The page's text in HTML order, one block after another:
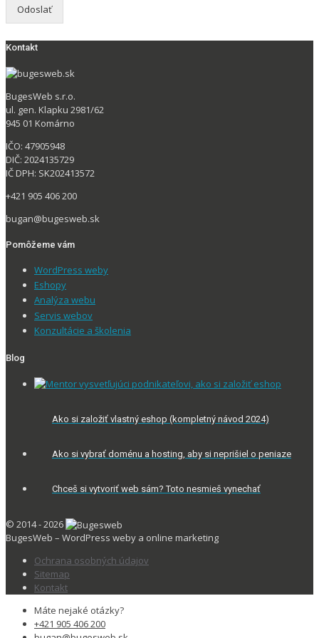
Odoslať
Kontakt
BugesWeb s.r.o.
ul. gen. Klapku 2981/62
945 01 Komárno
IČO: 47905948
DIČ: 2024135729
IČ DPH: SK202413572
+421 905 406 200
bugan@bugesweb.sk
Pomôžeme vám
WordPress weby
Eshopy
Analýza webu
Servis webov
Konzultácie a školenia
Blog
Ako si založiť vlastný eshop (kompletný návod 2024)
Ako si vybrať doménu a hosting, aby si neprišiel o peniaze
Chceš si vytvoriť web sám? Toto nesmieš vynechať
© 2014 - 2026
BugesWeb – WordPress weby a online marketing
Ochrana osobných údajov
Sitemap
Kontakt
Máte nejaké otázky?
+421 905 406 200